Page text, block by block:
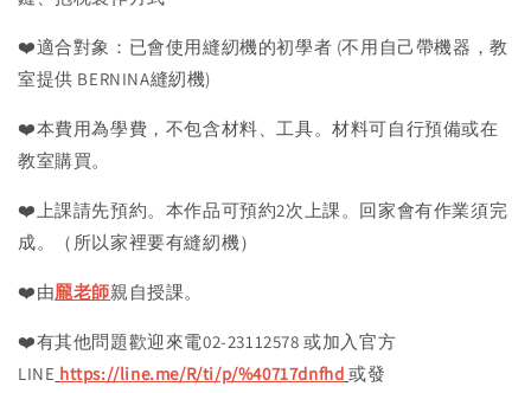
❤️適合對象：已會使用縫紉機的初學者 (不用自己帶機器，教
室提供 BERNINA縫紉機)
❤️本費用為學費，不包含材料、工具。材料可自行預備或在
教室購買。
❤️上課請先預約。本作品可預約2次上課。回家會有作業須完
成。（所以家裡要有縫紉機）
❤️由龎老師親自授課。
❤️有其他問題歡迎來電02-23112578 或加入官方
LINE https://line.me/R/ti/p/%40717dnfhd 或發